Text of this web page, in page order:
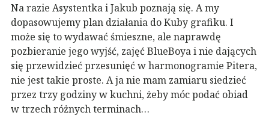
Na razie Asystentka i Jakub poznają się. A my
dopasowujemy plan działania do Kuby grafiku. I
może się to wydawać śmieszne, ale naprawdę
pozbieranie jego wyjść, zajęć BlueBoya i nie dających
się przewidzieć przesunięć w harmonogramie Pitera,
nie jest takie proste. A ja nie mam zamiaru siedzieć
przez trzy godziny w kuchni, żeby móc podać obiad
w trzech różnych terminach…